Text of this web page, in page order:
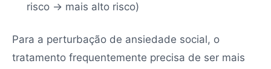
risco → mais alto risco)
Para a perturbação de ansiedade social, o
tratamento frequentemente precisa de ser mais